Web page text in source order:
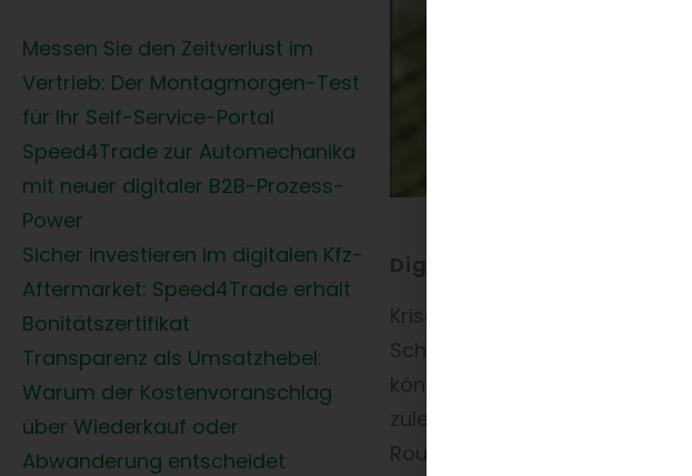
Messen Sie den Zeitverlust im
Vertrieb: Der Montagmorgen-Test
für Ihr Self-Service-Portal
Speed4Trade zur Automechanika
mit neuer digitaler B2B-Prozess-
Power
Sicher investieren im digitalen Kfz-
Aftermarket: Speed4Trade erhält
Bonitätszertifikat
Transparenz als Umsatzhebel:
Warum der Kostenvoranschlag
über Wiederkauf oder
Abwanderung entscheidet
Digitale
Krise ist, wenn
Schmerzlich vermissen wir
können, die Kinder in die
zuletzt im Krankenhaus gut
Routinen greifen nicht mehr.